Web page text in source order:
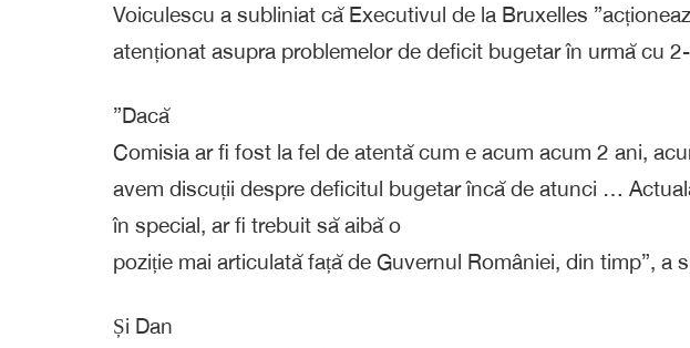
Voiculescu a subliniat că Executivul de la Bruxelles
atenționat asupra problemelor de deficit bugetar în urmă cu
”Dacă
Comisia ar fi fost la fel de atentă cum e acum acum 2 ani,
avem discuții despre deficitul bugetar încă de atunci …
în special, ar fi trebuit să aibă o
poziție mai articulată față de Guvernul României, din timp”, a
Și Dan